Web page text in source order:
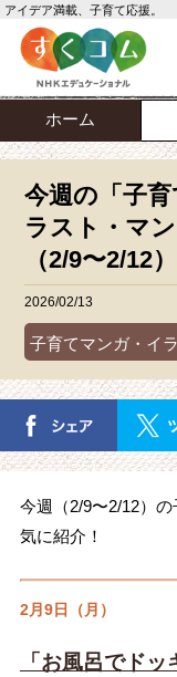
アイデア満載、子育て応援。
ホーム
今週の「子
ラスト・マ
（2/9〜2/12）
2026/02/13
子育てマンガ・イ
今週（2/9〜2/12）
気に紹介！
2月9日（月）
「お風呂でド